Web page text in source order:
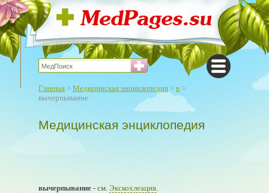
Главная > Медицинская энциклопедия > в >
вычерпывание
Медицинская энциклопедия
вычерпывание - см. Экскохлеация.